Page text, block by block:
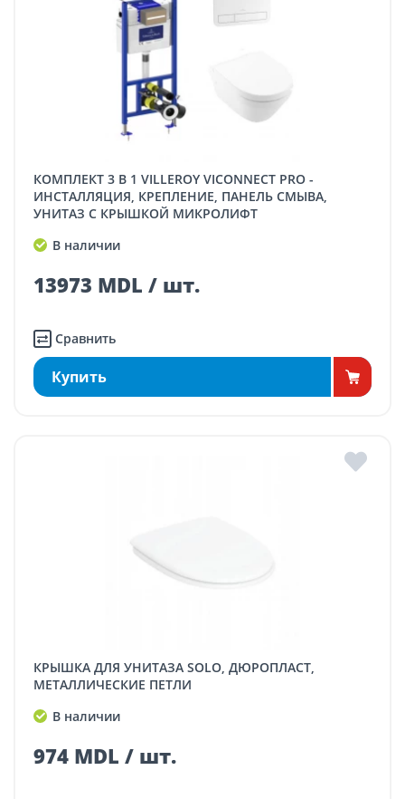
КОМПЛЕКТ 3 В 1 VILLEROY VICONNECT PRO -
ИНСТАЛЛЯЦИЯ, КРЕПЛЕНИЕ, ПАНЕЛЬ СМЫВА,
УНИТАЗ С КРЫШКОЙ МИКРОЛИФТ
В наличии
13973 MDL / шт.
Сравнить
Купить
КРЫШКА ДЛЯ УНИТАЗА SOLO, ДЮРОПЛАСТ,
МЕТАЛЛИЧЕСКИЕ ПЕТЛИ
В наличии
974 MDL / шт.